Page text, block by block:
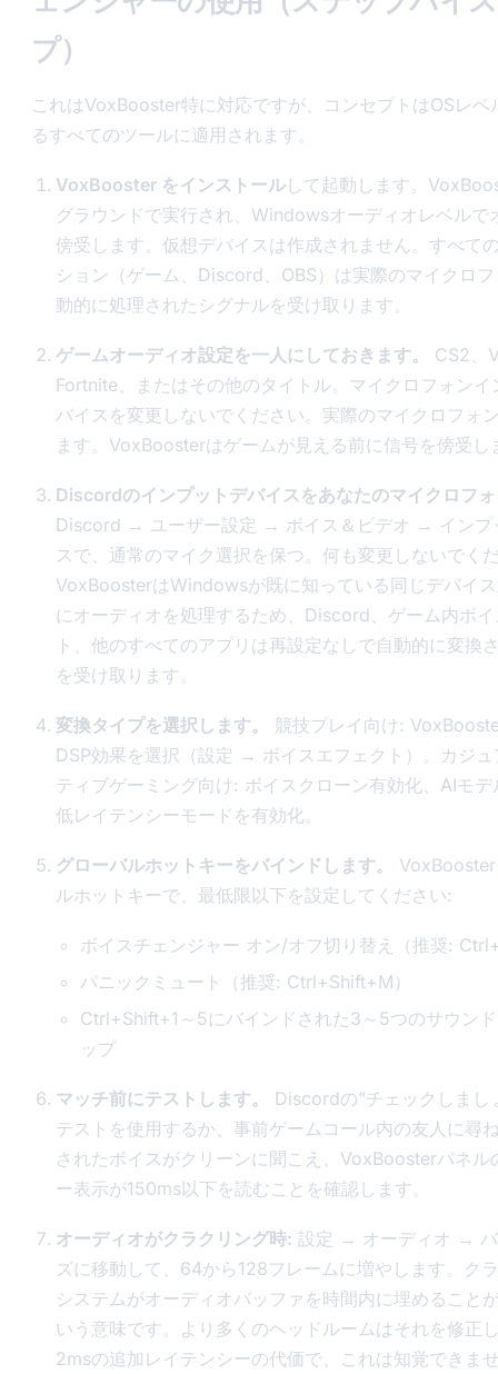
プ）
これはVoxBooster特に対応ですが、コンセプトはOSレベ
るすべてのツールに適用されます。
VoxBooster をインストール して起動します。
グラウンドで実行され、Windowsオーディオレベルで
傍受します。仮想デバイスは作成されません。すべて
ション（ゲーム、Discord、OBS）は実際のマイクロ
動的に処理されたシグナルを受け取ります。
ゲームオーディオ設定を一人にしておきます。
CS2、
Fortnite、またはその他のタイトル。マイクロフォンイ
バイスを変更しないでください。実際のマイクロフォ
ます。VoxBoosterはゲームが見える前に信号を傍受し
Discordのインプットデバイスをあなたのマイクロフ
Discord → ユーザー設定 → ボイス＆ビデオ → インプ
スで、通常のマイク選択を保つ。何も変更しないでく
VoxBoosterはWindowsが既に知っている同じデバイ
にオーディオを処理するため、Discord、ゲーム内ボ
ト、他のすべてのアプリは再設定なしで自動的に変換
を受け取ります。
変換タイプを選択します。
競技プレイ向け:
DSP効果を選択（設定 → ボイスエフェクト）。カジ
ティブゲーミング向け: ボイスクローン有効化、AIモ
低レイテンシーモードを有効化。
グローバルホットキーをバインドします。
ルホットキーで、最低限以下を設定してください:
ボイスチェンジャー オン/オフ切り替え（推奨:
パニックミュート（推奨: Ctrl+Shift+M）
Ctrl+Shift+1～5にバインドされた3～5つのサウン
ップ
マッチ前にテストします。
Discordの”チェックしまし
テストを使用するか、事前ゲームコール内の友人に尋
されたボイスがクリーンに聞こえ、VoxBoosterパネル
ー表示が150ms以下を読むことを確認します。
オーディオがクラクリング時: 設定 → オーディオ → バ
ズに移動して、64から128フレームに増やします。ク
システムがオーディオバッファを時間内に埋めること
いう意味です。より多くのヘッドルームはそれを修正
2msの追加レイテンシーの代価で、これは知覚できま